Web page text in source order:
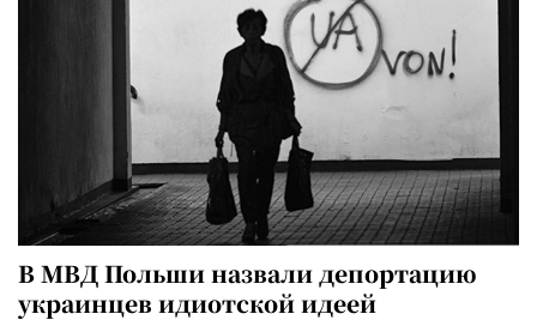
В МВД Польши назвали депортацию
украинцев идиотской идеей